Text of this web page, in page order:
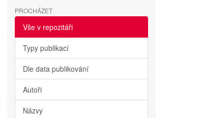
PROCHÁZET
Vše v repozitáři
Typy publikací
Dle data publikování
Autoři
Názvy